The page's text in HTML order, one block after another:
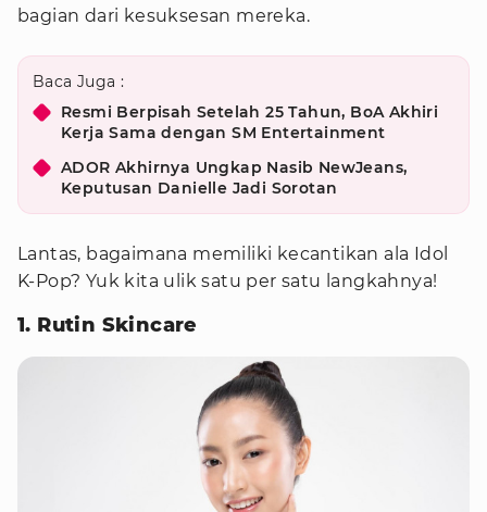
bagian dari kesuksesan mereka.
Baca Juga :
Resmi Berpisah Setelah 25 Tahun, BoA Akhiri
Kerja Sama dengan SM Entertainment
ADOR Akhirnya Ungkap Nasib NewJeans,
Keputusan Danielle Jadi Sorotan
Lantas, bagaimana memiliki kecantikan ala Idol
K-Pop? Yuk kita ulik satu per satu langkahnya!
1. Rutin Skincare